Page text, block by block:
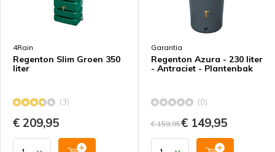
4Rain
Regenton Slim Groen 350
liter
(3)
€ 209,95
Garantia
Regenton Azura - 230 liter
- Antraciet - Plantenbak
(0)
€ 159,95€ 149,95